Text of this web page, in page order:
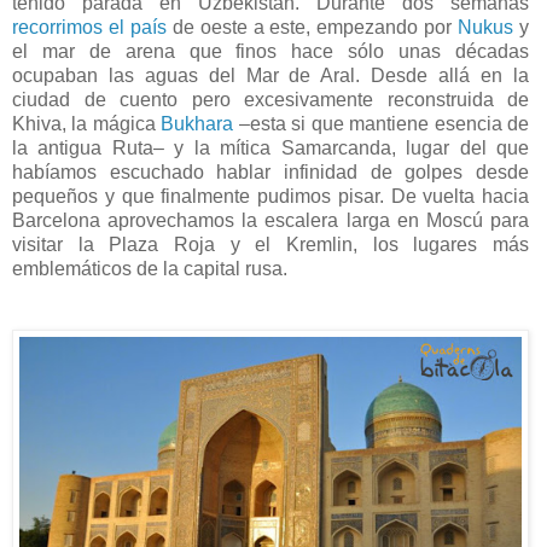
recorrimos el paísde oeste a este, empezando por Nukus y
el mar de arena que finos hace sólo unas décadas
ocupaban las aguas del Mar de Aral. Desde allá en la
ciudad de cuento pero excesivamente reconstruida de
Khiva, la mágica Bukhara –esta si que mantiene esencia de
la antigua Ruta– y la mítica Samarcanda, lugar del que
habíamos escuchado hablar infinidad de golpes desde
pequeños y que finalmente pudimos pisar. De vuelta hacia
Barcelona aprovechamos la escalera larga en Moscú para
visitar la Plaza Roja y el Kremlin, los lugares más
emblemáticos de la capital rusa.